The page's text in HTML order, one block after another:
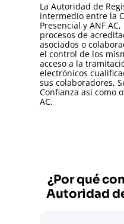
La Autoridad de
intermedio entre la
Presencial y ANF
procesos de
asociados o
el control de los
acceso a la
electrónicos
sus colaboradores,
Confianza así como
AC.
¿Por qué
Autoridad